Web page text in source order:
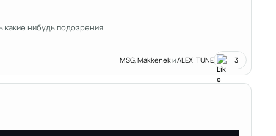
какие нибудь подозрения
MSG, MakkenekиALEX-TUNE 3